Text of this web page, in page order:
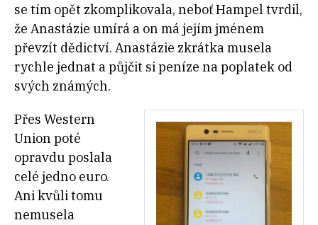
se tím opět zkomplikovala, neboť Hampel tvrdil,
že Anastázie umírá a on má jejím jménem
převzít dědictví. Anastázie zkrátka musela
rychle jednat a půjčit si peníze na poplatek od
svých známých.
Přes Western
Union poté
opravdu poslala
celé jedno euro.
Ani kvůli tomu
nemusela